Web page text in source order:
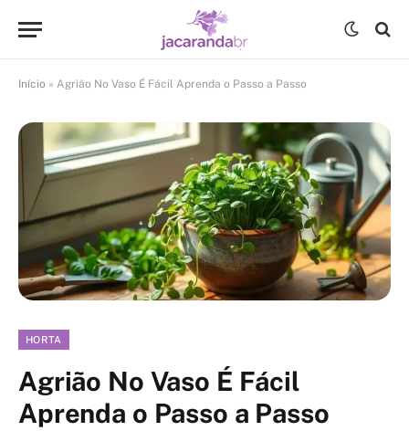
Início » Agrião No Vaso É Fácil Aprenda o Passo a Passo
HORTA
Agrião No Vaso É Fácil
Aprenda o Passo a Passo